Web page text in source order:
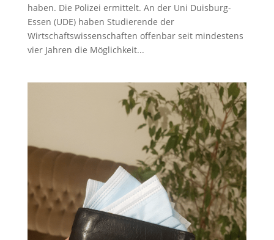
haben. Die Polizei ermittelt. An der Uni Duisburg-
Essen (UDE) haben Studierende der
Wirtschaftswissenschaften offenbar seit mindestens
vier Jahren die Möglichkeit...